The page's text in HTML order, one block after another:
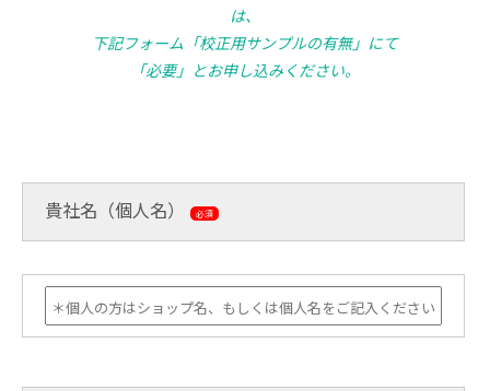
は、
下記フォーム「校正用サンプルの有無」にて
「必要」とお申し込みください。
貴社名（個人名） 必須